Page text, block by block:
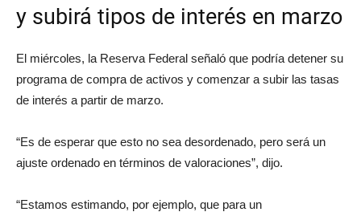
y subirá tipos de interés en marzo
El miércoles, la Reserva Federal señaló que podría detener su
programa de compra de activos y comenzar a subir las tasas
de interés a partir de marzo.
“Es de esperar que esto no sea desordenado, pero será un
ajuste ordenado en términos de valoraciones”, dijo.
“Estamos estimando, por ejemplo, que para un